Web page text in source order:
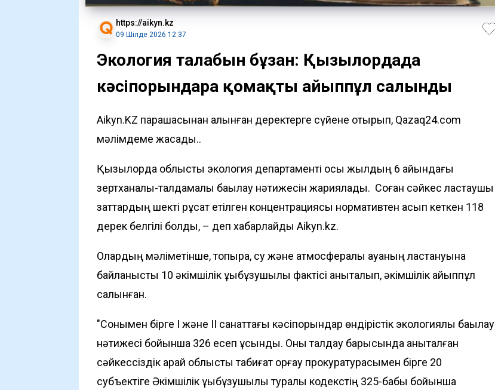
https://aikyn.kz
09 Шілде 2026 12:37
Экология талабын бұзған: Қызылордада
кәсіпорындарға қомақты айыппұл салынды
Aikyn.KZ парақшасынан алынған деректерге сүйене отырып, Qazaq24.com
мәлімдеме жасады..
Қызылорда облыстық экология департаменті осы жылдың 6 айындағы
зертханалық-талдамалы бақылау нәтижесін жариялады. Соған сәйкес ластаушы
заттардың шекті рұқсат етілген концентрациясы нормативтен асып кеткен 118
дерек белгілі болды, – деп хабарлайды Aikyn.kz.
Олардың мәліметінше, топырақ, су және атмосфералық ауаның ластануына
байланысты 10 әкімшілік құқықбұзушылық фактісі анықталып, әкімшілік айыппұл
салынған.
"Сонымен бірге I және II санаттағы кәсіпорындар өндірістік экологиялық бақылау
нәтижесі бойынша 326 есеп ұсынды. Оны талдау барысында анықталған
сәйкессіздік қарай облыстық табиғат қорғау прокуратурасымен бірге 20
субъектіге Әкімшілік құқықбұзушылық туралы кодекстің 325-бабы бойынша